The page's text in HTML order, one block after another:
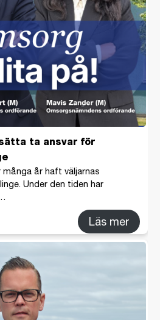
ta ansvar för
år haft väljarnas
Under den tiden har
Läs mer